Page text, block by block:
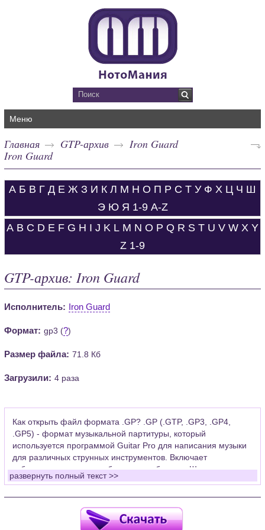
Меню
Главная GTP-архив
Iron Guard
Iron Guard
А Б В Г Д Е Ж З И К Л М Н О П Р С Т У Ф Х Ц Ч Ш
Э Ю Я 1-9 A-Z
A B C D E F G H I J K L M N O P Q R S T U V W X Y
Z 1-9
GTP-архив: Iron Guard
Исполнитель: Iron Guard
Формат: gp3 (?)
Размер файла: 71.8 Кб
Загрузили: 4 раза
Как открыть файл формата .GP? .GP (.GTP, .GP3, .GP4,
.GP5) - формат музыкальной партитуры, который
используется программой Guitar Pro для написания музыки
для различных струнных инструментов. Включает
табулатуры для гитары, бас-гитары, банджо. Широко
применяется для создания партитур, которые затем
Для открытия нот этого формата Вам необходимо
установить у себя на рабочем компьютере программу Guitar
развернуть полный текст >>